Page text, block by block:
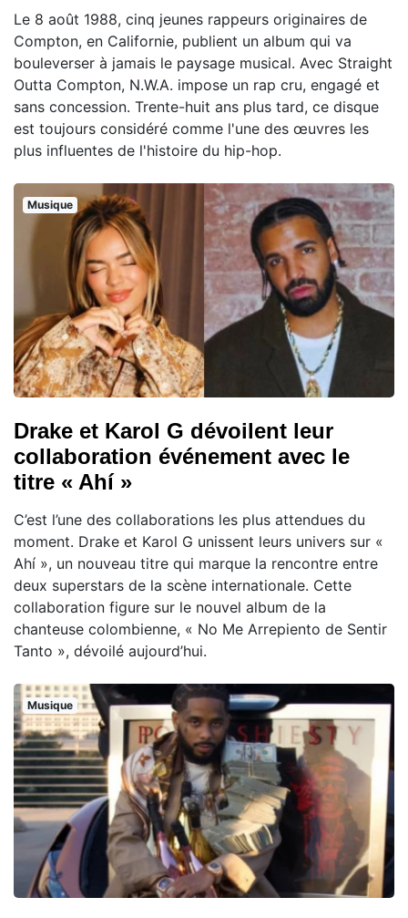
Le 8 août 1988, cinq jeunes rappeurs originaires de
Compton, en Californie, publient un album qui va
bouleverser à jamais le paysage musical. Avec Straight
Outta Compton, N.W.A. impose un rap cru, engagé et
sans concession. Trente-huit ans plus tard, ce disque
est toujours considéré comme l'une des œuvres les
plus influentes de l'histoire du hip-hop.
Musique
Drake et Karol G dévoilent leur
collaboration événement avec le
titre « Ahí »
C’est l’une des collaborations les plus attendues du
moment. Drake et Karol G unissent leurs univers sur «
Ahí », un nouveau titre qui marque la rencontre entre
deux superstars de la scène internationale. Cette
collaboration figure sur le nouvel album de la
chanteuse colombienne, « No Me Arrepiento de Sentir
Tanto », dévoilé aujourd’hui.
Musique